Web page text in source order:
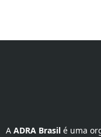
A ADRA Brasil é uma